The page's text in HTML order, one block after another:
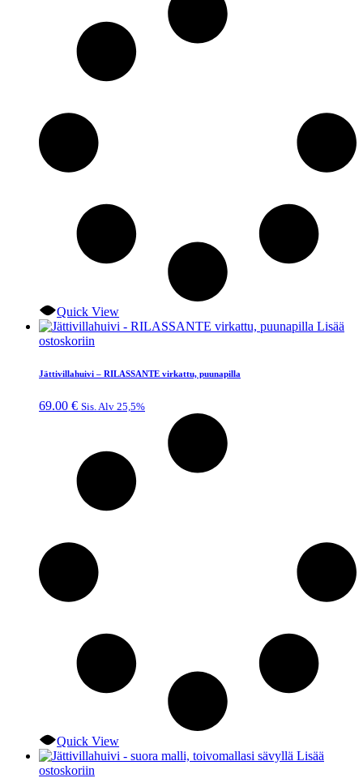
Quick View
Lisää
ostoskoriin
Jättivillahuivi – RILASSANTE virkattu, puunapilla
69.00 € Sis. Alv 25,5%
Quick View
Lisää
ostoskoriin